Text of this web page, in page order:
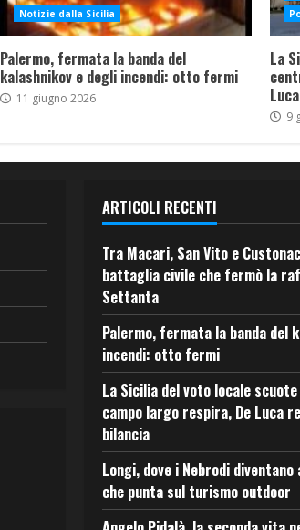
Notizie dalla Sicilia
Palermo, fermata la banda del
kalashnikov e degli incendi: otto fermi
11 giugno 2026
La
9
ARTICOLI RECENTI
Tra Macari, San Vito e
battaglia civile che fermò la
Settanta
Palermo, fermata la banda del
incendi: otto fermi
La Sicilia del voto locale
campo largo respira, De Luca
bilancia
Longi, dove i Nebrodi
che punta sul turismo outdoor